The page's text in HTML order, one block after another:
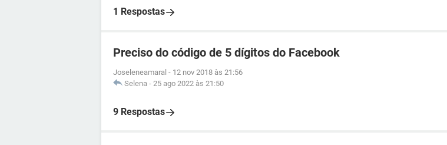
1 Respostas
Preciso do código de 5 dígitos do Facebook
Joseleneamaral - 12 nov 2018 às 21:56
Selena - 25 ago 2022 às 21:50
9 Respostas